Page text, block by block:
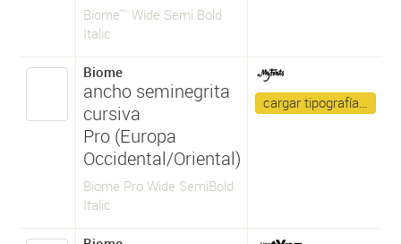
Biome™ Wide Semi Bold
Italic
Biome
ancho seminegrita
cursiva
Pro (Europa
Occidental/Oriental)
Biome Pro Wide SemiBold
Italic
cargar tipografía…